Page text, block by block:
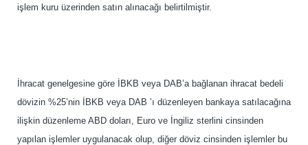
işlem kuru üzerinden satın alınacağı belirtilmiştir.
İhracat genelgesine göre İBKB veya DAB’a bağlanan ihracat bedeli
dövizin %25’nin İBKB veya DAB ’ı düzenleyen bankaya satılacağına
ilişkin düzenleme ABD doları, Euro ve İngiliz sterlini cinsinden
yapılan işlemler uygulanacak olup, diğer döviz cinsinden işlemler bu